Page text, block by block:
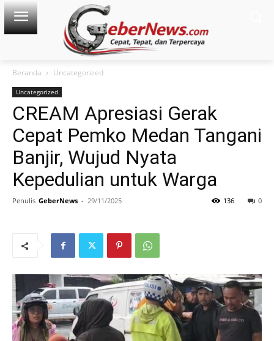
Beranda Uncategorized
Uncategorized
CREAM Apresiasi Gerak
Cepat Pemko Medan Tangani
Banjir, Wujud Nyata
Kepedulian untuk Warga
Penulis GeberNews - 29/11/2025 0
136